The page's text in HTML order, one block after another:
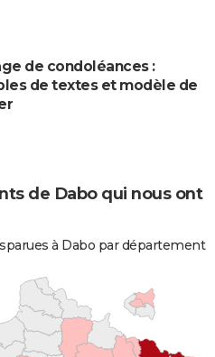
de condoléances :
de textes et modèle de
de Dabo qui nous ont
à Dabo par département